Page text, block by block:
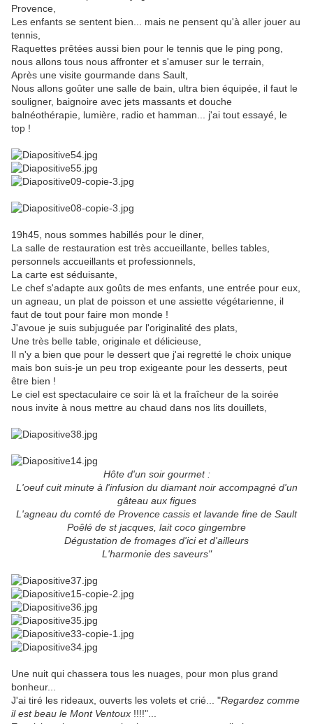
Provence,
Les enfants se sentent bien... mais ne pensent qu'à aller jouer au
tennis,
Raquettes prêtées aussi bien pour le tennis que le ping pong,
nous allons tous nous affronter et s'amuser sur le terrain,
Après une visite gourmande dans Sault,
Nous allons goûter une salle de bain, ultra bien équipée, il faut le
souligner, baignoire avec jets massants et douche
balnéothérapie, lumière, radio et hamman... j'ai tout essayé, le
top !
19h45, nous sommes habillés pour le diner,
La salle de restauration est très accueillante, belles tables,
personnels accueillants et professionnels,
La carte est séduisante,
Le chef s'adapte aux goûts de mes enfants, une entrée pour eux,
un agneau, un plat de poisson et une assiette végétarienne, il
faut de tout pour faire mon monde !
J'avoue je suis subjuguée par l'originalité des plats,
Une très belle table, originale et délicieuse,
Il n'y a bien que pour le dessert que j'ai regretté le choix unique
mais bon suis-je un peu trop exigeante pour les desserts, peut
être bien !
Le ciel est spectaculaire ce soir là et la fraîcheur de la soirée
nous invite à nous mettre au chaud dans nos lits douillets,
Hôte d'un soir gourmet :
L'oeuf cuit minute à l'infusion du diamant noir accompagné d'un
gâteau aux figues
L'agneau du comté de Provence cassis et lavande fine de Sault
Poêlé de st jacques, lait coco gingembre
Dégustation de fromages d'ici et d'ailleurs
L'harmonie des saveurs"
Une nuit qui chassera tous les nuages, pour mon plus grand
bonheur...
J'ai tiré les rideaux, ouverts les volets et crié... "Regardez comme
il est beau le Mont Ventoux !!!!"...